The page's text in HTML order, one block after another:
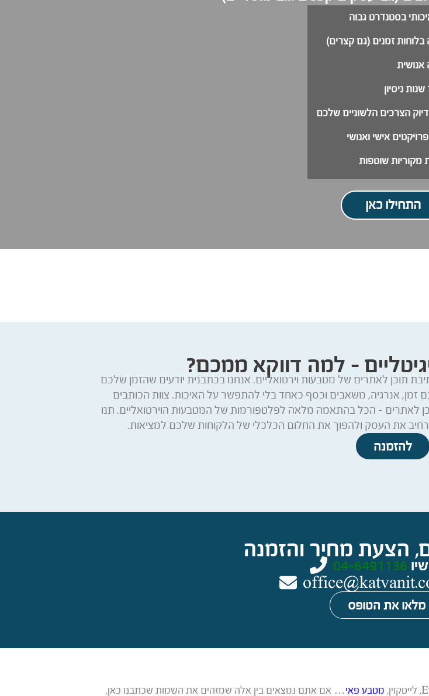
בסטנדרט גבוה
בלוחות זמנים (גם קצרים)
אנושית
הצרכים הלשוניים שלכם
אישי ואנושי
מקוריות שוטפות
התחילו כאן
– למה דווקא ממכם?
תוכן לאתרים של מטבעות וירטואליים. אנחנו בכתבנית יודעים שהזמן שלכם
זמן, אנרגיה, משאבים וכסף כאחד בלי להתפשר על האיכות. צוות הכותבים
לאתרים – הכל בהתאמה מלאה לפלטפורמות של המטבעות הוירטואליים. תנו
את העסק ולהפוך את החלום הכלכלי של הלקוחות שלכם למציאות.
להזמנה
הצעת מחיר והזמנה
04-6491136
מלאו את הטופס
מטבע פאי… אם אתם נמצאים בין אלה שמזהים את השמות שכתבנו כאן,